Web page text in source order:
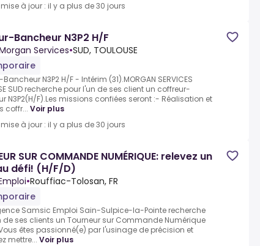
mise à jour : il y a plus de 30 jours
Bancheur N3P2 H/F
Services•SUD, TOULOUSE
N3P2 H/F - Intérim (31).MORGAN SERVICES
SUD recherche pour l'un de ses client un coffreur-
N3P2(H/F).Les missions confiées seront :- Réalisation et
coffr... Voir plus
mise à jour : il y a plus de 30 jours
SUR COMMANDE NUMÉRIQUE: relevez un
défi! (H/F/D)
•Rouffiac-Tolosan, FR
Samsic Emploi Sain-Sulpice-la-Pointe recherche
de ses clients un Tourneur sur Commande Numérique
êtes passionné(e) par l'usinage de précision et
mettre... Voir plus